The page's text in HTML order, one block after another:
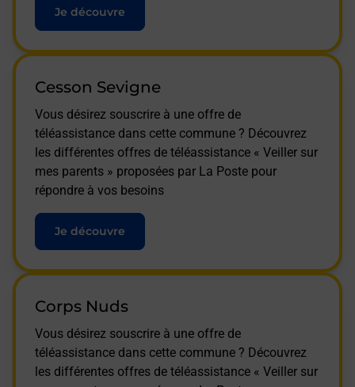
Je découvre
Cesson Sevigne
Vous désirez souscrire à une offre de
téléassistance dans cette commune ? Découvrez
les différentes offres de téléassistance « Veiller sur
mes parents » proposées par La Poste pour
répondre à vos besoins
Je découvre
Corps Nuds
Vous désirez souscrire à une offre de
téléassistance dans cette commune ? Découvrez
les différentes offres de téléassistance « Veiller sur